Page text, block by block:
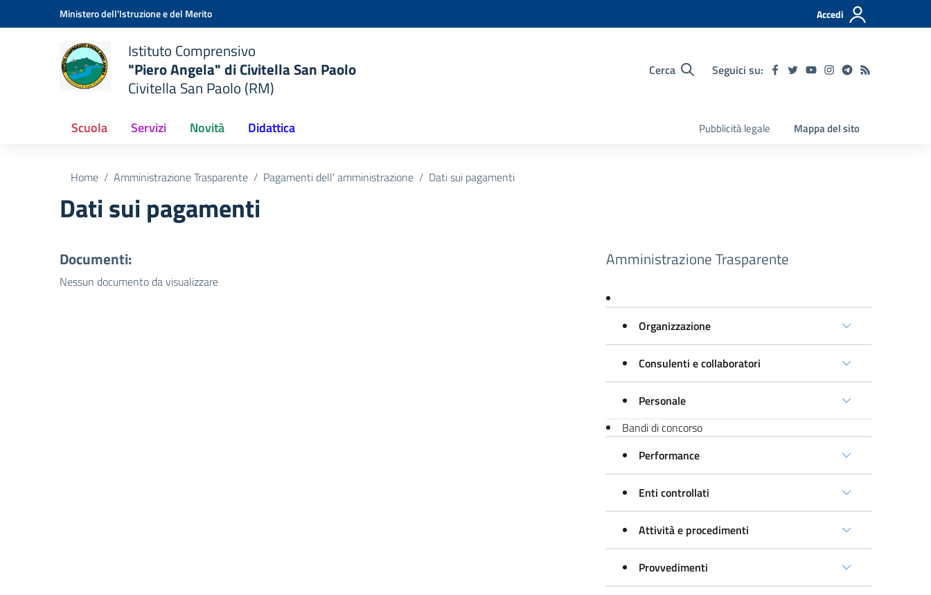
Vai ai contenuti
Vai al menu di navigazioneMinistero dell'Istruzione e del Merito Accedi
Istituto Comprensivo
"Piero Angela" di Civitella San Paolo
Civitella San Paolo (RM)
Cerca Seguici su:
Scuola Servizi Novità Didattica Pubblicità legale Mappa del sito
Home Amministrazione Trasparente Pagamenti dell' amministrazione Dati sui pagamenti
Dati sui pagamenti
Documenti:
Nessun documento da visualizzare
Amministrazione Trasparente
Organizzazione
Consulenti e collaboratori
Personale
Bandi di concorso
Performance
Enti controllati
Attività e procedimenti
Provvedimenti